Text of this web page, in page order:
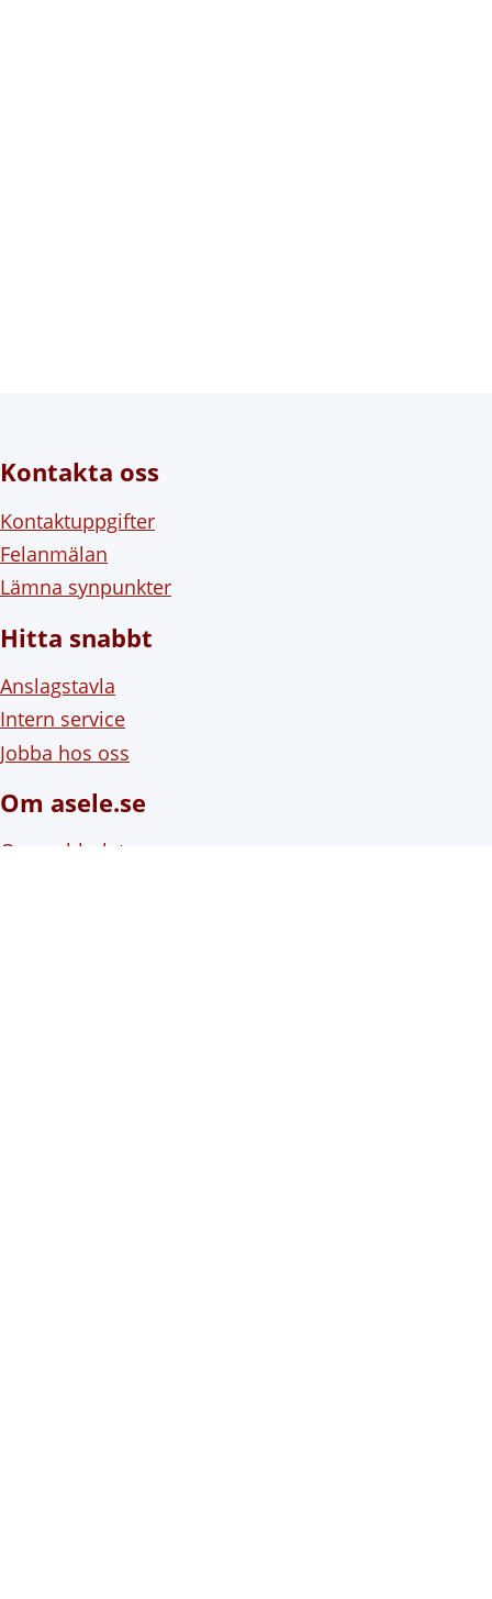
Kontakta oss
Kontaktuppgifter
Felanmälan
Lämna synpunkter
Hitta snabbt
Anslagstavla
Intern service
Jobba hos oss
Om asele.se
Om webbplatsen